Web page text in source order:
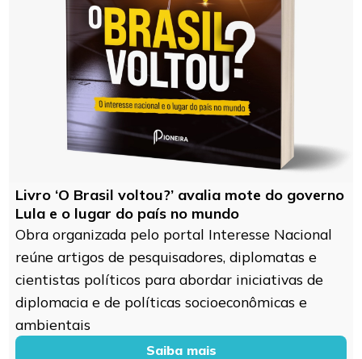
Livro ‘O Brasil voltou?’ avalia mote do governo
Lula e o lugar do país no mundo
Obra organizada pelo portal Interesse Nacional
reúne artigos de pesquisadores, diplomatas e
cientistas políticos para abordar iniciativas de
diplomacia e de políticas socioeconômicas e
ambientais
Saiba mais